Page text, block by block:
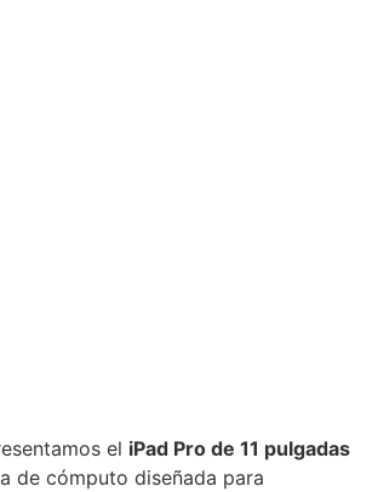
el iPad Pro de 11 pulgadas
de cómputo diseñada para